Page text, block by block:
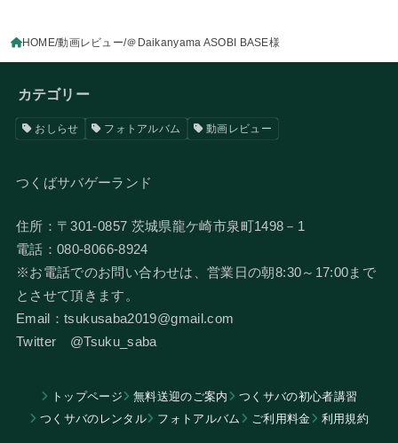
HOME 動画レビュー ＠Daikanyama ASOBI BASE様
カテゴリー
おしらせ フォトアルバム 動画レビュー
つくばサバゲーランド
住所：〒301-0857 茨城県龍ケ崎市泉町1498－1
電話：080-8066-8924
​※お電話でのお問い合わせは、営業日の朝8:30～17:00まで
とさせて頂きます。
Email：tsukusaba2019@gmail.com
​Twitter @Tsuku_saba
トップページ 無料送迎のご案内
つくサバの初心者講習
つくサバのレンタル
フォトアルバム ​ご利用料金 利用規約